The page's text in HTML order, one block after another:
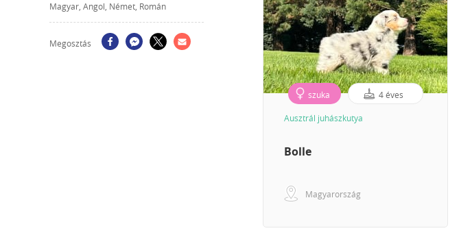
Magyar, Angol, Német, Román
Megosztás
szuka 4 éves
Ausztrál juhászkutya
Bolle
Magyarország